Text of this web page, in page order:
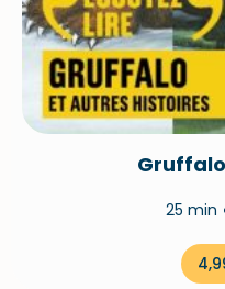
25 min